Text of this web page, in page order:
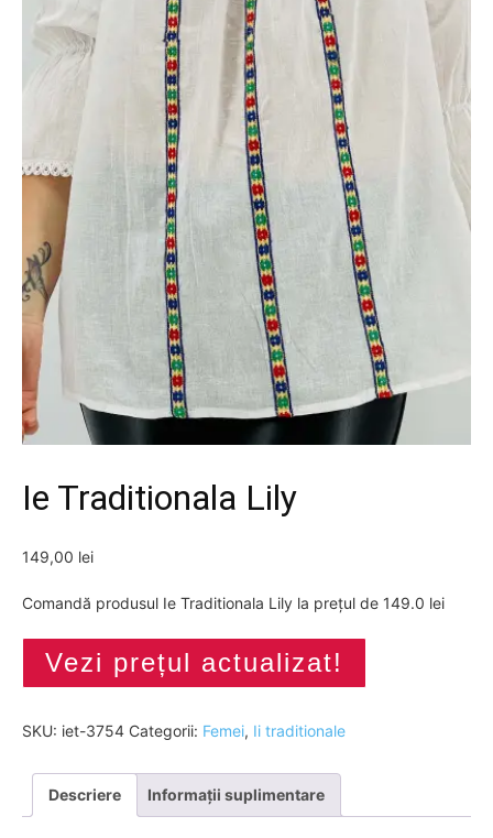
Ie Traditionala Lily
149,00 lei
Comandă produsul Ie Traditionala Lily la prețul de 149.0 lei
Vezi prețul actualizat!
SKU: iet-3754 Categorii: Femei, Ii traditionale
Descriere Informații suplimentare